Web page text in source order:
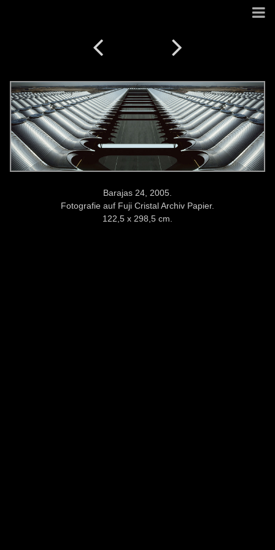
Barajas 24, 2005.
Fotografie auf Fuji Cristal Archiv Papier.
122,5 x 298,5 cm.